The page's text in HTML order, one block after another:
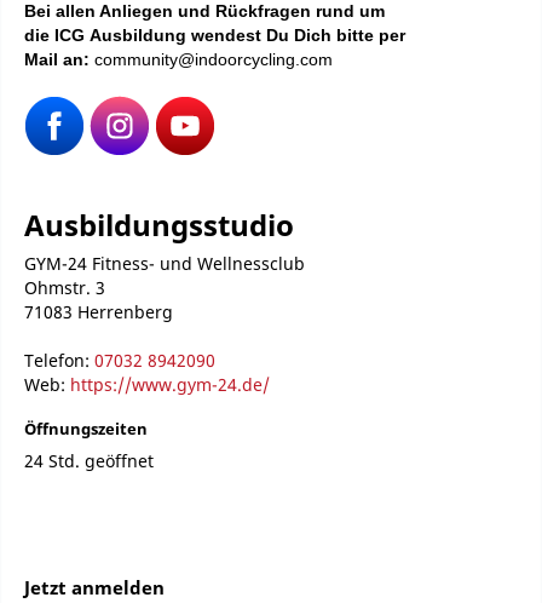
Bei allen Anliegen und Rückfragen rund um
die ICG Ausbildung wendest Du Dich bitte per
Mail an: community@indoorcycling.com
Ausbildungsstudio
GYM-24 Fitness- und Wellnessclub
Ohmstr. 3
71083 Herrenberg
Telefon: 07032 8942090
Web: https://www.gym-24.de/
Öffnungszeiten
24 Std. geöffnet
Jetzt anmelden